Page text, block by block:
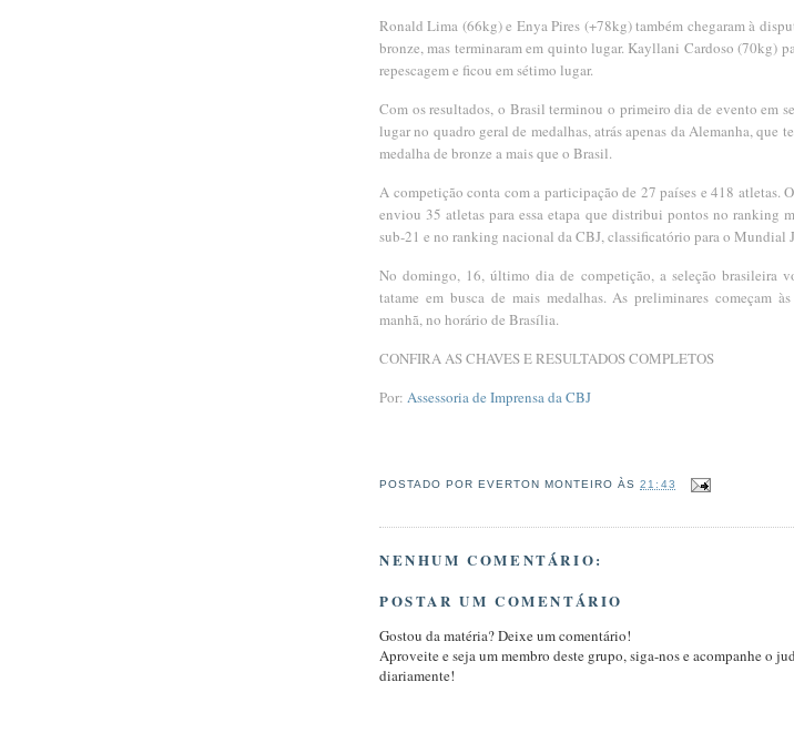
Ronald Lima (66kg) e Enya Pires (+78kg) também chegaram à
bronze, mas terminaram em quinto lugar. Kayllani Cardoso (70kg)
repescagem e ficou em sétimo lugar.
Com os resultados, o Brasil terminou o primeiro dia de evento em
lugar no quadro geral de medalhas, atrás apenas da Alemanha, que
medalha de bronze a mais que o Brasil.
A competição conta com a participação de 27 países e 418 atletas.
enviou 35 atletas para essa etapa que distribui pontos no ranking
sub-21 e no ranking nacional da CBJ, classificatório para o Mundial
No domingo, 16, último dia de competição, a seleção brasileira
tatame em busca de mais medalhas. As preliminares começam
manhã, no horário de Brasília.
CONFIRA AS CHAVES E RESULTADOS COMPLETOS
Por: Assessoria de Imprensa da CBJ
POSTADO POR EVERTON MONTEIRO ÀS21:43
NENHUM COMENTÁRIO:
POSTAR UM COMENTÁRIO
Gostou da matéria? Deixe um comentário!
Aproveite e seja um membro deste grupo, siga-nos e acompanhe o
diariamente!